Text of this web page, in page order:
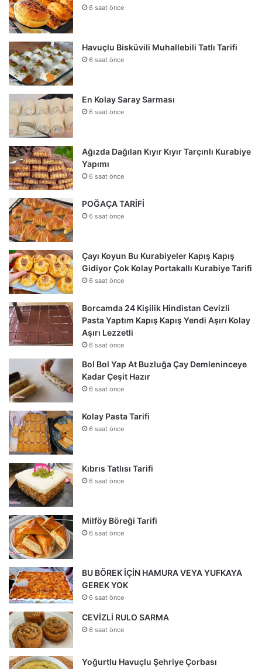
6 saat önce
Havuçlu Bisküvili Muhallebili Tatlı Tarifi
6 saat önce
En Kolay Saray Sarması
6 saat önce
Ağızda Dağılan Kıyır Kıyır Tarçınlı Kurabiye
Yapımı
6 saat önce
POĞAÇA TARİFİ
6 saat önce
Çayı Koyun Bu Kurabiyeler Kapış Kapış
Gidiyor Çok Kolay Portakallı Kurabiye Tarifi
6 saat önce
Borcamda 24 Kişilik Hindistan Cevizli
Pasta Yaptım Kapış Kapış Yendi Aşırı Kolay
Aşırı Lezzetli
6 saat önce
Bol Bol Yap At Buzluğa Çay Demleninceye
Kadar Çeşit Hazır
6 saat önce
Kolay Pasta Tarifi
6 saat önce
Kıbrıs Tatlısı Tarifi
6 saat önce
Milföy Böreği Tarifi
6 saat önce
BU BÖREK İÇİN HAMURA VEYA YUFKAYA
GEREK YOK
6 saat önce
CEVİZLİ RULO SARMA
6 saat önce
Yoğurtlu Havuçlu Şehriye Çorbası